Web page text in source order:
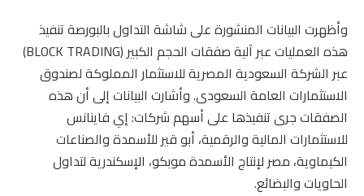
وأظهرت البيانات المنشورة على شاشة التداول بالبورصة تنفيذ
هذه العمليات عبر آلية صفقات الحجم الكبير (BLOCK TRADING)
عبر الشركة السعودية المصرية للاستثمار المملوكة لصندوق
الاستثمارات العامة السعودى. وأشارت البيانات إلى أن هذه
الصفقات جرى تنفيذها على أسهم شركات: إي فاينانس
للاستثمارات المالية والرقمية، أبو قير للأسمدة والصناعات
الكيماوية، مصر لإنتاج الأسمدة موبكو، الإسكندرية لتداول
الحاويات والبضائع.